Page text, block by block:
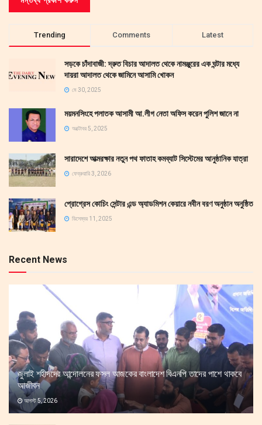
Trending Comments Latest
সড়কে চাঁদাবাজী: দ্রুত বিচার আদালত থেকে নামঞ্জুরের এক ঘন্টার মধ্যে
দায়রা আদালত থেকে জামিনে আসামি খোকন
মে 30, 2025
ময়মনসিংহে পলাতক আসামী আ.লীগ নেতা অফিস করেন পুলিশ জানে না
অক্টোবর 5, 2025
সারাদেশে আত্মরক্ষার নতুন পথ ফাতাহ কমব্যাট সিস্টেমের আনুষ্ঠানিক যাত্রা
ফেব্রুয়ারি 3, 2026
প্রোগ্রেস কোচিং সেন্টার এন্ড অ্যাডমিশন কেয়ারে নবীন বরণ অনুষ্ঠান অনুষ্ঠিত
ডিসেম্বর 11, 2025
Recent News
জুলাই শহীদদের আন্দোলনের ফসল আজকের বাংলাদেশ বিএনপি তাদের পাশে থাকবে
আজীবন
আগস্ট 5, 2026